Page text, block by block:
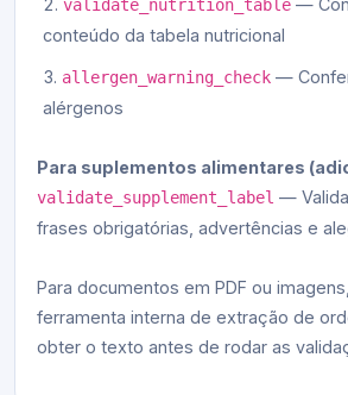
validate_nutrition_table—
conteúdo da tabela nutricional
allergen_warning_check—
alérgenos
Para suplementos alimentares
validate_supplement_label —
frases obrigatórias, advertências e
Para documentos em PDF ou
ferramenta interna de extração de
obter o texto antes de rodar as